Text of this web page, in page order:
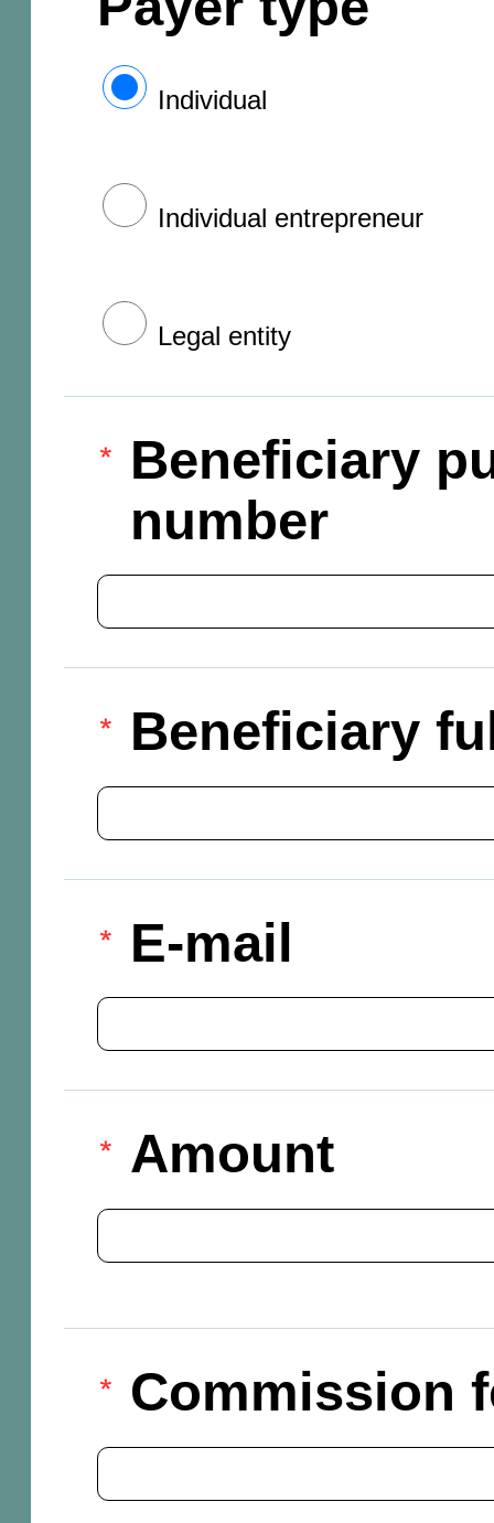
Individual
Individual entrepreneur
Legal entity
Beneficiary
number
Beneficiary
E-mail
Amount
Commission